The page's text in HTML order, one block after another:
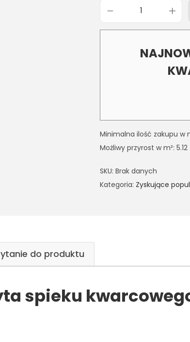
Minimalna ilość zakupu w
Możliwy przyrost w m²: 5.12
SKU: Brak danych
Kategoria: Zyskujące
do produktu
spieku